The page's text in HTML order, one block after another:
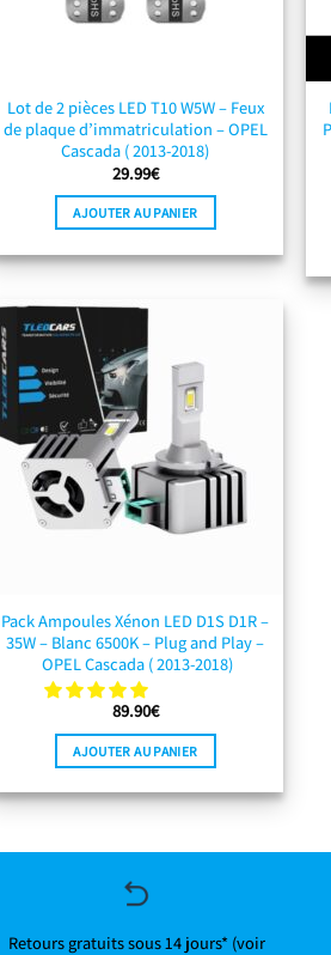
Lot de 2 pièces LED T10 W5W – Feux
de plaque d’immatriculation – OPEL
Cascada ( 2013-2018)
29.99€
AJOUTER AU PANIER
Pack Ampoules Xénon LED D1S D1R –
35W – Blanc 6500K – Plug and Play –
OPEL Cascada ( 2013-2018)
89.90€
AJOUTER AU PANIER
Retours gratuits sous 14 jours* (voir